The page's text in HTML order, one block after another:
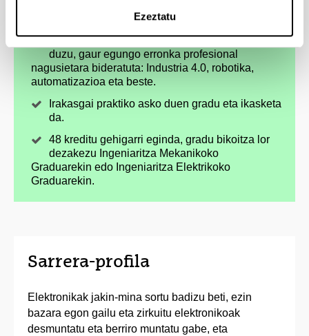
Ezeztatu
aplikazio eremu oso zabala dutelarik.
Eduki berritzaileez gainezka dagoen titulazioa
duzu, gaur egungo erronka profesional
nagusietara bideratuta: Industria 4.0, robotika,
automatizazioa eta beste.
Irakasgai praktiko asko duen gradu eta ikasketa
da.
48 kreditu gehigarri eginda, gradu bikoitza lor
dezakezu Ingeniaritza Mekanikoko
Graduarekin edo Ingeniaritza Elektrikoko
Graduarekin.
Sarrera-profila
Elektronikak jakin-mina sortu badizu beti, ezin
bazara egon gailu eta zirkuitu elektronikoak
desmuntatu eta berriro muntatu gabe, eta